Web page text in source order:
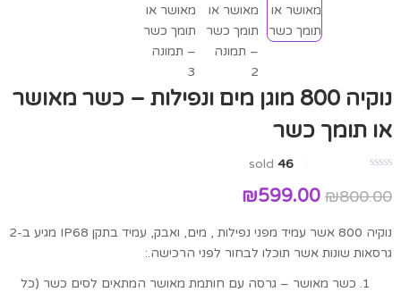
נוקיה 800 מוגן מים ונפילות – כשר מאושר
או תומך כשר
46
sold
₪800.00
₪599.00
נוקיה 800 אשר עמיד מפני נפילות , מים, ואבק, עמיד בתקן IP68 מגיע ב-2
גרסאות שונות אשר תוכלו לבחור לפני הרכישה.:
כשר מאושר – גרסה עם חותמת מאושר המתאים לסים כשר (כל